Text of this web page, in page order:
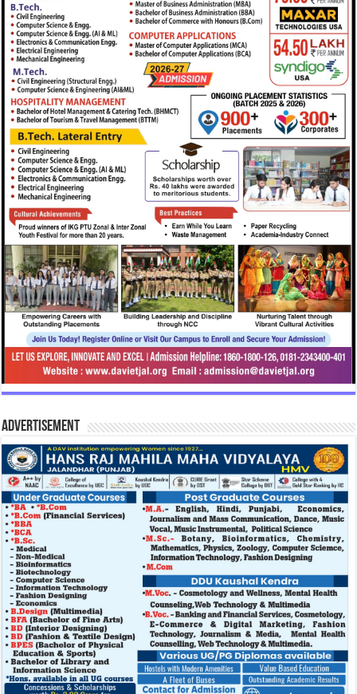
Advertisement